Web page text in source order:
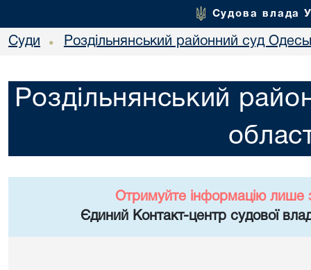
Судова влада
Суди • Роздільнянський районний суд
Роздільнянський
Отримуйте інформацію лише
Єдиний Контакт-центр судової